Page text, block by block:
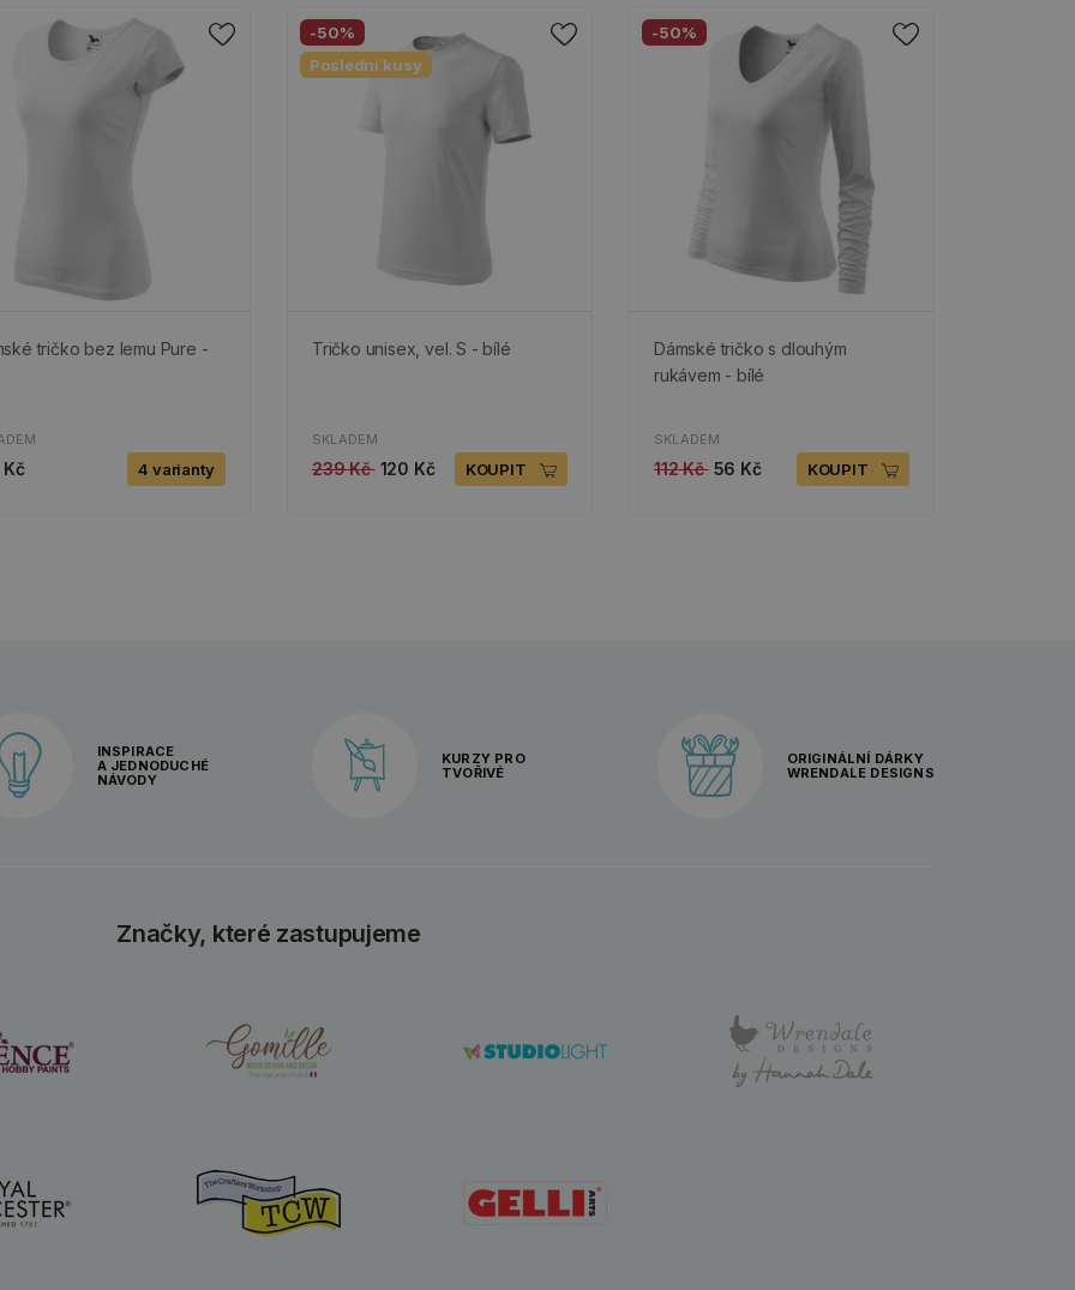
tričko bez lemu Pure -
Kč 4 varianty
-50%
Poslední kusy
Tričko unisex, vel. S - bílé
SKLADEM
239 Kč 120 Kč KOUPIT
-50%
Dámské tričko s dlouhým
rukávem - bílé
SKLADEM
112 Kč 56 Kč KOUPIT
INSPIRACE
A JEDNODUCHÉ
NÁVODY
KURZY PRO
TVOŘIVÉ
ORIGINÁLNÍ DÁRKY
WRENDALE DESIGNS
Značky, které zastupujeme